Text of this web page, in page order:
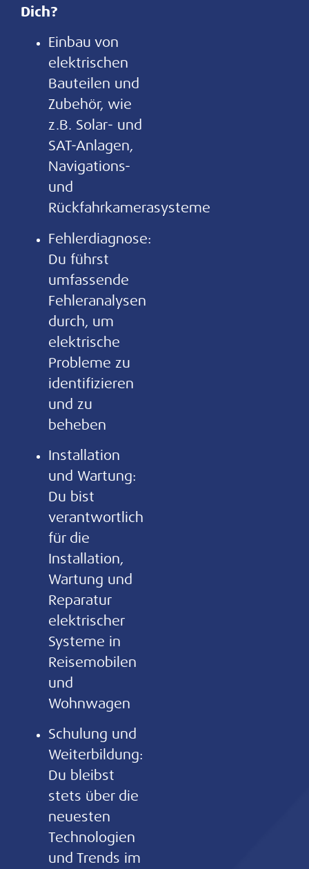
Dich?
Einbau von
elektrischen
Bauteilen und
Zubehör, wie
z.B. Solar- und
SAT-Anlagen,
Navigations-
und
Rückfahrkamerasysteme
Fehlerdiagnose:
Du führst
umfassende
Fehleranalysen
durch, um
elektrische
Probleme zu
identifizieren
und zu
beheben
Installation
und Wartung:
Du bist
verantwortlich
für die
Installation,
Wartung und
Reparatur
elektrischer
Systeme in
Reisemobilen
und
Wohnwagen
Schulung und
Weiterbildung:
Du bleibst
stets über die
neuesten
Technologien
und Trends im